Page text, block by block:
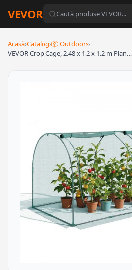
VEVOR
Acasă›Catalog›📦 Outdoors›
VEVOR Crop Cage, 2.48 x 1.2 x 1.2 m Plan…